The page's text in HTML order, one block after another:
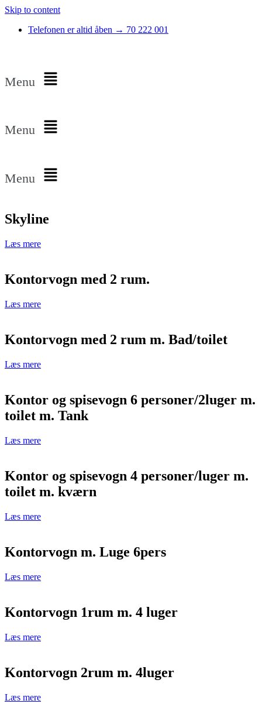
Skip to content
Telefonen er altid åben → 70 222 001
Menu
Menu
Menu
Skyline
Læs mere
Kontorvogn med 2 rum.
Læs mere
Kontorvogn med 2 rum m. Bad/toilet
Læs mere
Kontor og spisevogn 6 personer/2luger m.
toilet m. Tank
Læs mere
Kontor og spisevogn 4 personer/luger m.
toilet m. kværn
Læs mere
Kontorvogn m. Luge 6pers
Læs mere
Kontorvogn 1rum m. 4 luger
Læs mere
Kontorvogn 2rum m. 4luger
Læs mere